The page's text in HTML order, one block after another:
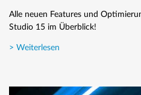
Alle neuen Features und
Studio 15 im Überblick!
> Weiterlesen